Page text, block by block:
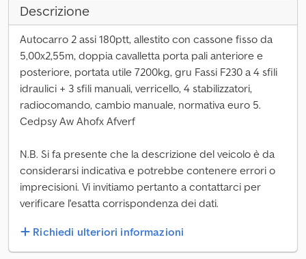
Descrizione
Autocarro 2 assi 180ptt, allestito con cassone fisso da
5,00x2,55m, doppia cavalletta porta pali anteriore e
posteriore, portata utile 7200kg, gru Fassi F230 a 4 sfili
idraulici + 3 sfili manuali, verricello, 4 stabilizzatori,
radiocomando, cambio manuale, normativa euro 5.
Cedpsy Aw Ahofx Afverf
N.B. Si fa presente che la descrizione del veicolo è da
considerarsi indicativa e potrebbe contenere errori o
imprecisioni. Vi invitiamo pertanto a contattarci per
verificare l'esatta corrispondenza dei dati.
Richiedi ulteriori informazioni